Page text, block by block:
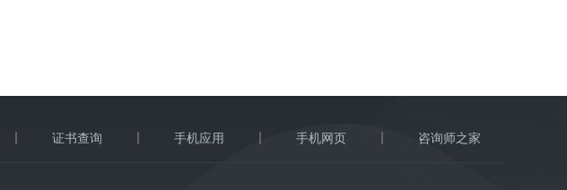
证书查询 手机应用 手机网页 咨询师之家